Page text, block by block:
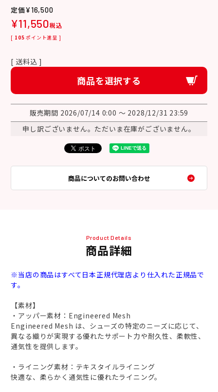
¥16,500
¥11,550税込
[ 105 ポイント進呈 ]
送料込
商品を選択する
販売期間 2026/07/14 0:00 〜 2028/12/31 23:59
申し訳ございません。ただいま在庫がございません。
商品についてのお問い合わせ
Product Details
商品詳細
※当店の商品はすべて日本正規代理店より仕入れた正規品で
す。
【素材】
・アッパー素材：Engineered Mesh
Engineered Mesh は、シューズの特定のニーズに応じて、
異なる織りが実現する優れたサポート力や耐久性、柔軟性、
通気性を提供します。
・ライニング素材：テキスタイルライニング
快適な、柔らかく通気性に優れたライニング。